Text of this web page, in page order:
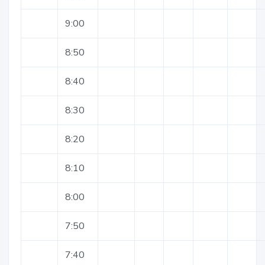
9:00
8:50
8:40
8:30
8:20
8:10
8:00
7:50
7:40